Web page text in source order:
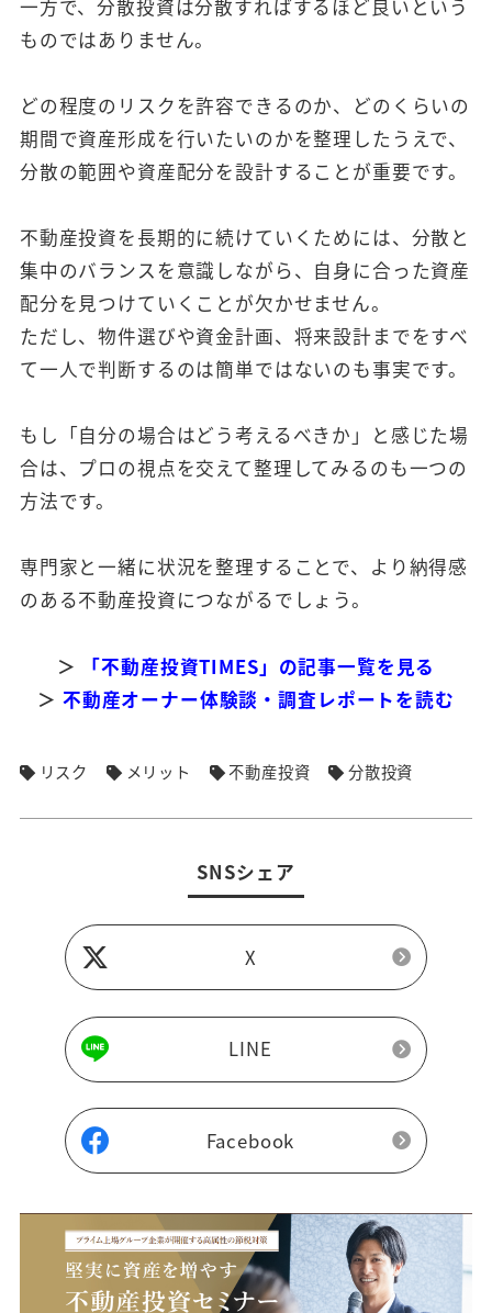
一方で、分散投資は分散すればするほど良いという
ものではありません。
どの程度のリスクを許容できるのか、どのくらいの
期間で資産形成を行いたいのかを整理したうえで、
分散の範囲や資産配分を設計することが重要です。
不動産投資を長期的に続けていくためには、分散と
集中のバランスを意識しながら、自身に合った資産
配分を見つけていくことが欠かせません。
ただし、物件選びや資金計画、将来設計までをすべ
て一人で判断するのは簡単ではないのも事実です。
もし「自分の場合はどう考えるべきか」と感じた場
合は、プロの視点を交えて整理してみるのも一つの
方法です。
専門家と一緒に状況を整理することで、より納得感
のある不動産投資につながるでしょう。
＞
「不動産投資TIMES」の記事一覧を見る
＞ 不動産オーナー体験談・調査レポートを読む
リスク メリット 不動産投資 分散投資
SNSシェア
X
LINE
Facebook